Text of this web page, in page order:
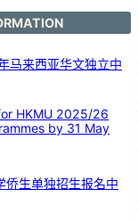
马来西亚华文独立中
HKMU 2025/26
by 31 May
侨生单独招生报名中